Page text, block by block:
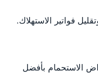
فواتير الاستهلاك.
الاستحمام بأفضل